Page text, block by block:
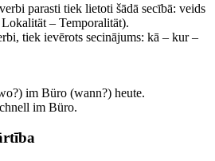
parasti tiek lietoti šādā secībā: veids
– Temporalität).
tiek ievērots secinājums: kā – kur –
im Büro (wann?) heute.
im Büro.